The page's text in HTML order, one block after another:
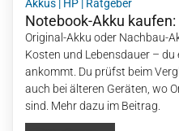
Akkus | HP | Ratgeber
Notebook-Akku
Original-Akku oder Nachbau-
Kosten und Lebensdauer –
ankommt. Du prüfst beim
auch bei älteren Geräten, wo
sind. Mehr dazu im Beitrag.